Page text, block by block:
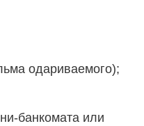
одариваемого);
банкомата или